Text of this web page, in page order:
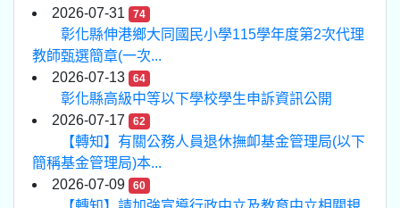
2026-07-31
74
彰化縣伸港鄉大同國民小學115學年度第2次代理
教師甄選簡章(一次...
2026-07-13
64
彰化縣高級中等以下學校學生申訴資訊公開
2026-07-17
62
【轉知】有關公務人員退休撫卹基金管理局(以下
簡稱基金管理局)本...
2026-07-09
60